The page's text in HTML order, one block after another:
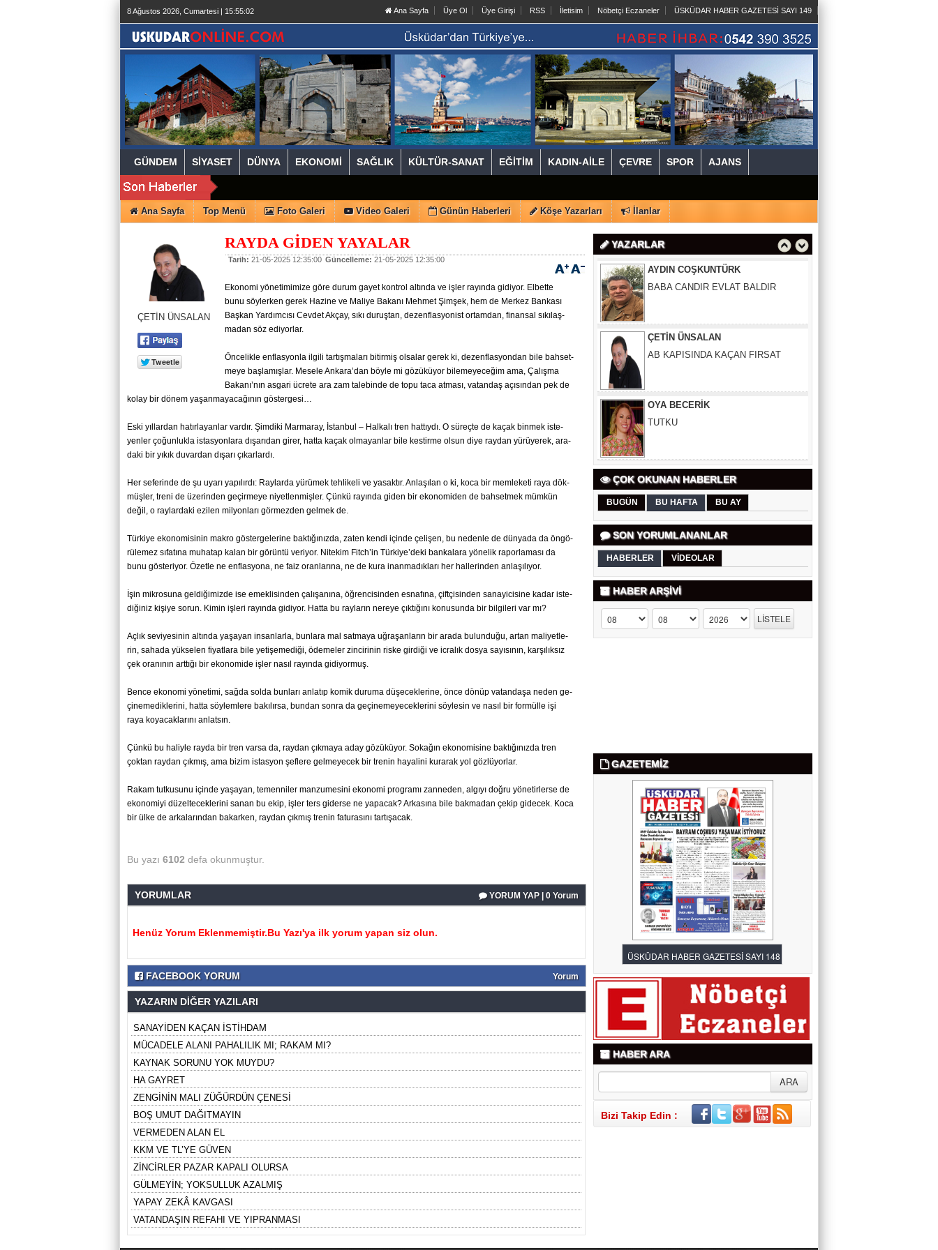
8 Ağustos 2026, Cumartesi | 15:55:02 Ana Sayfa Üye Ol Üye Girişi RSS İletisim Nöbetçi Eczaneler ÜSKÜDAR HABER GAZETESİ SAYI 149
GÜNDEM SİYASET DÜNYA EKONOMİ SAĞLIK KÜLTÜR-SANAT EĞİTİM KADIN-AİLE ÇEVRE SPOR AJANS
Ana Sayfa Top Menü Foto Galeri Video Galeri Günün Haberleri Köşe Yazarları İlanlar
ÇETİN ÜNSALAN
RAYDA GİDEN YAYALAR
Tarih: 21-05-2025 12:35:00 Güncelleme: 21-05-2025 12:35:00
Eko­no­mi yö­ne­ti­mi­mi­ze göre durum gayet kont­rol al­tın­da ve işler ra­yın­da gi­di­yor. El­bet­te
bunu söy­ler­ken gerek Ha­zi­ne ve Ma­li­ye Ba­ka­nı Meh­met Şim­şek, hem de Mer­kez Ban­ka­sı
Baş­kan Yar­dım­cı­sı Cev­det Akçay, sıkı du­ruş­tan, de­zenf­las­yo­nist or­tam­dan, fi­nan­sal sı­kı­laş­
ma­dan söz edi­yor­lar.
Ön­ce­lik­le enf­las­yon­la il­gi­li tar­tış­ma­la­rı bi­tir­miş ol­sa­lar gerek ki, de­zenf­las­yon­dan bile bah­set­
me­ye baş­la­mış­lar. Me­se­le An­ka­ra’dan böyle mi gö­zü­kü­yor bi­le­me­ye­ce­ğim ama, Ça­lış­ma
Ba­ka­nı’nın as­ga­ri üc­re­te ara zam ta­le­bin­de de topu taca at­ma­sı, va­tan­daş açı­sın­dan pek de
kolay bir dönem ya­şan­ma­ya­ca­ğı­nın gös­ter­ge­si…
Eski yıl­lar­dan ha­tır­la­yan­lar var­dır. Şim­di­ki Mar­ma­ray, İstan­bul – Hal­ka­lı tren hat­tıy­dı. O sü­reç­te de kaçak bin­mek is­te­
yen­ler ço­ğun­luk­la is­tas­yon­la­ra dı­şa­rı­dan girer, hatta kaçak ol­ma­yan­lar bile kes­tir­me olsun diye ray­dan yü­rü­ye­rek, ara­
da­ki bir yıkık du­var­dan dı­şa­rı çı­kar­lar­dı.
Her se­fe­rin­de de şu uyarı ya­pı­lır­dı: Ray­lar­da yü­rü­mek teh­li­ke­li ve ya­sak­tır. An­la­şı­lan o ki, koca bir mem­le­ke­ti raya dök­
müş­ler, treni de üze­rin­den ge­çir­me­ye ni­yet­len­miş­ler. Çünkü ra­yın­da giden bir eko­no­mi­den de bah­set­mek müm­kün
değil, o ray­lar­da­ki ezi­len mil­yon­la­rı gör­mez­den gel­mek de.
Tür­ki­ye eko­no­mi­si­nin makro gös­ter­ge­le­ri­ne bak­tı­ğı­nız­da, zaten kendi için­de çe­li­şen, bu ne­den­le de dün­ya­da da ön­gö­
rü­le­mez sı­fa­tı­na mu­ha­tap kalan bir gö­rün­tü ve­ri­yor. Ni­te­kim Fitch’in Tür­ki­ye’deki ban­ka­la­ra yö­ne­lik ra­por­la­ma­sı da
bunu gös­te­ri­yor. Özet­le ne enf­las­yo­na, ne faiz oran­la­rı­na, ne de kura inan­ma­dık­la­rı her hal­le­rin­den an­la­şı­lı­yor.
İşin mik­ro­su­na gel­di­ği­miz­de ise emek­li­sin­den ça­lı­şa­nı­na, öğ­ren­ci­sin­den es­na­fı­na, çift­çi­sin­den sa­na­yi­ci­si­ne kadar is­te­
di­ği­niz ki­şi­ye sorun. Kimin iş­le­ri ra­yın­da gi­di­yor. Hatta bu ray­la­rın ne­re­ye çık­tı­ğı­nı ko­nu­sun­da bir bil­gi­le­ri var mı?
Açlık se­vi­ye­si­nin al­tın­da ya­şa­yan in­san­lar­la, bun­la­ra mal sat­ma­ya uğ­ra­şan­la­rın bir arada bu­lun­du­ğu, artan ma­li­yet­le­
rin, sa­ha­da yük­se­len fi­yat­la­ra bile ye­ti­şe­me­di­ği, öde­me­ler zin­ci­ri­nin riske gir­di­ği ve ic­ra­lık dosya sa­yı­sı­nın, kar­şı­lık­sız
çek ora­nı­nın art­tı­ğı bir eko­no­mi­de işler nasıl ra­yın­da gi­di­yor­muş.
Bence eko­no­mi yö­ne­ti­mi, sağda solda bun­la­rı an­la­tıp komik du­ru­ma dü­şe­cek­le­ri­ne, önce dönüp va­tan­da­şa neden ge­
çi­ne­me­dik­le­ri­ni, hatta söy­lem­le­re ba­kı­lır­sa, bun­dan sonra da ge­çi­ne­me­ye­cek­le­ri­ni söy­le­sin ve nasıl bir for­mül­le işi
raya ko­ya­cak­la­rı­nı an­lat­sın.
Çünkü bu ha­liy­le rayda bir tren varsa da, ray­dan çık­ma­ya aday gö­zü­kü­yor. So­ka­ğın eko­no­mi­si­ne bak­tı­ğı­nız­da tren
çok­tan ray­dan çık­mış, ama bizim is­tas­yon şef­le­re gel­me­yecek bir tre­nin ha­ya­li­ni ku­ra­rak yol göz­lü­yor­lar.
Rakam tut­ku­su­nu için­de ya­şa­yan, te­men­ni­ler man­zu­me­si­ni eko­no­mi prog­ra­mı zan­ne­den, al­gı­yı doğru yö­ne­tir­ler­se de
eko­no­mi­yi dü­zel­te­cek­le­ri­ni sanan bu ekip, işler ters gi­der­se ne ya­pa­cak? Ar­ka­sı­na bile bak­ma­dan çekip gi­decek. Koca
bir ülke de ar­ka­la­rın­dan ba­kar­ken, ray­dan çık­mış tre­nin fa­tu­ra­sı­nı tar­tı­şa­cak.
Bu yazı 6102 defa okunmuştur.
YORUMLAR YORUM YAP | 0 Yorum
Henüz Yorum Eklenmemiştir.Bu Yazı'ya ilk yorum yapan siz olun.
FACEBOOK YORUM Yorum
YAZARIN DİĞER YAZILARI
SANAYİDEN KAÇAN İSTİHDAM
MÜCADELE ALANI PAHALILIK MI; RAKAM MI?
KAYNAK SORUNU YOK MUYDU?
HA GAYRET
ZENGİNİN MALI ZÜĞÜRDÜN ÇENESİ
BOŞ UMUT DAĞITMAYIN
VERMEDEN ALAN EL
KKM VE TL’YE GÜVEN
ZİNCİRLER PAZAR KAPALI OLURSA
GÜLMEYİN; YOKSULLUK AZALMIŞ
YAPAY ZEKÂ KAVGASI
VATANDAŞIN REFAHI VE YIPRANMASI
YAZARLAR
SURURİ BALLIDAĞ
HERKESİN BİR BAYRAMI HERKESİN
BİR KAVUŞMASI VAR
TURHAN BAL
BABALARIN ALIN TERİYLE
YÜKSELEN TÜRKİYE EKONOMİSİ
BABA CANDIR EVLAT BALDIR
AB KAPISINDA KAÇAN FIRSAT
TUTKU
DOĞRU LOKASYONUN SIRRI:
PROFESYONEL EMLAK
DANIŞMANLIĞI
ERDEM YÜCEL
GEÇMİŞTE VE GÜNÜMÜZDE
ÜNİVERSİTELERİMİZ
SELDA ÇAPAR
SİCİLYA DAĞLARINDA NAZIM
HİKMET'LE BULUŞMA
ÇOK OKUNAN HABERLER
BUGÜN BU HAFTA BU AY
SON YORUMLANANLAR
HABERLER VİDEOLAR
HABER ARŞİVİ
GAZETEMİZ
HABER ARA
Bizi Takip Edin :